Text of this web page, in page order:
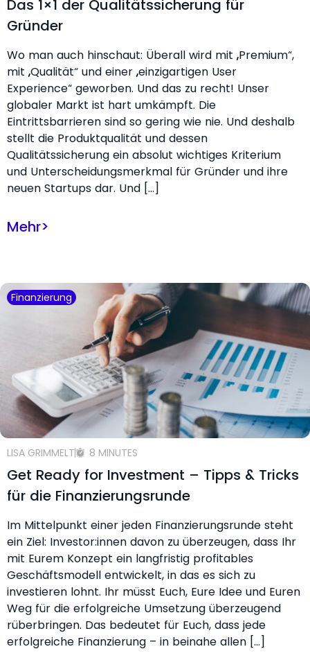
Das 1×1 der Qualitätssicherung für
Gründer
Wo man auch hinschaut: Überall wird mit „Premium“,
mit „Qualität“ und einer „einzigartigen User
Experience“ geworben. Und das zu recht! Unser
globaler Markt ist hart umkämpft. Die
Eintrittsbarrieren sind so gering wie nie. Und deshalb
stellt die Produktqualität und dessen
Qualitätssicherung ein absolut wichtiges Kriterium
und Unterscheidungsmerkmal für Gründer und ihre
neuen Startups dar. Und […]
Mehr>
Finanzierung
LISA GRIMMELT 8 MINUTES
Get Ready for Investment – Tipps & Tricks
für die Finanzierungsrunde
Im Mittelpunkt einer jeden Finanzierungsrunde steht
ein Ziel: Investor:innen davon zu überzeugen, dass Ihr
mit Eurem Konzept ein langfristig profitables
Geschäftsmodell entwickelt, in das es sich zu
investieren lohnt. Ihr müsst Euch, Eure Idee und Euren
Weg für die erfolgreiche Umsetzung überzeugend
rüberbringen. Das bedeutet für Euch, dass jede
erfolgreiche Finanzierung – in beinahe allen […]